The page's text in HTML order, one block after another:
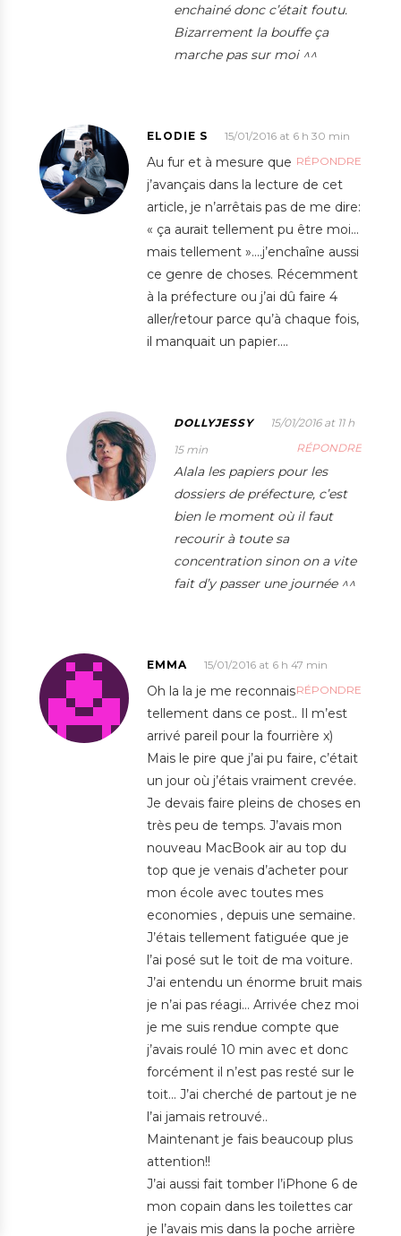
enchainé donc c’était foutu.
Bizarrement la bouffe ça
marche pas sur moi ^^
ELODIE S
15/01/2016 at 6 h 30 min
RÉPONDRE
Au fur et à mesure que
j’avançais dans la lecture de cet
article, je n’arrêtais pas de me dire:
« ça aurait tellement pu être moi…
mais tellement »….j’enchaîne aussi
ce genre de choses. Récemment
à la préfecture ou j’ai dû faire 4
aller/retour parce qu’à chaque fois,
il manquait un papier….
DOLLYJESSY
15/01/2016 at 11 h
15 min
RÉPONDRE
Alala les papiers pour les
dossiers de préfecture, c’est
bien le moment où il faut
recourir à toute sa
concentration sinon on a vite
fait d’y passer une journée ^^
EMMA
15/01/2016 at 6 h 47 min
RÉPONDRE
Oh la la je me reconnais
tellement dans ce post.. Il m’est
arrivé pareil pour la fourrière x)
Mais le pire que j’ai pu faire, c’était
un jour où j’étais vraiment crevée.
Je devais faire pleins de choses en
très peu de temps. J’avais mon
nouveau MacBook air au top du
top que je venais d’acheter pour
mon école avec toutes mes
economies , depuis une semaine.
J’étais tellement fatiguée que je
l’ai posé sut le toit de ma voiture.
J’ai entendu un énorme bruit mais
je n’ai pas réagi… Arrivée chez moi
je me suis rendue compte que
j’avais roulé 10 min avec et donc
forcément il n’est pas resté sur le
toit… J’ai cherché de partout je ne
l’ai jamais retrouvé..
Maintenant je fais beaucoup plus
attention!!
J’ai aussi fait tomber l’iPhone 6 de
mon copain dans les toilettes car
je l’avais mis dans la poche arrière